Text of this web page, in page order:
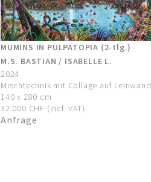
MUMINS IN PULPATOPIA (2-tlg.)
M.S. BASTIAN / ISABELLE L.
2024
Mischtechnik mit Collage auf Leinwand
140 x 280 cm
32.000 CHF (incl. VAT)
Anfrage